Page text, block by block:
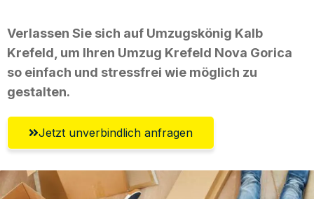
Verlassen Sie sich auf Umzugskönig Kalb
Krefeld, um Ihren Umzug Krefeld Nova Gorica
so einfach und stressfrei wie möglich zu
gestalten.
Jetzt unverbindlich anfragen